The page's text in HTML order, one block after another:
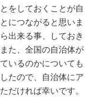
をしておくことが自
につながると思いま
出来る事、しておき
た、全国の自治体が
いるのかについても
たので、自治体にア
だければ幸いです。